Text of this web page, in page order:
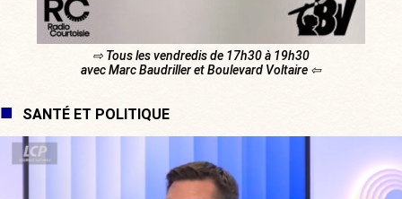
⇨ Tous les vendredis de 17h30 à 19h30
avec Marc Baudriller et Boulevard Voltaire ⇦
SANTÉ ET POLITIQUE